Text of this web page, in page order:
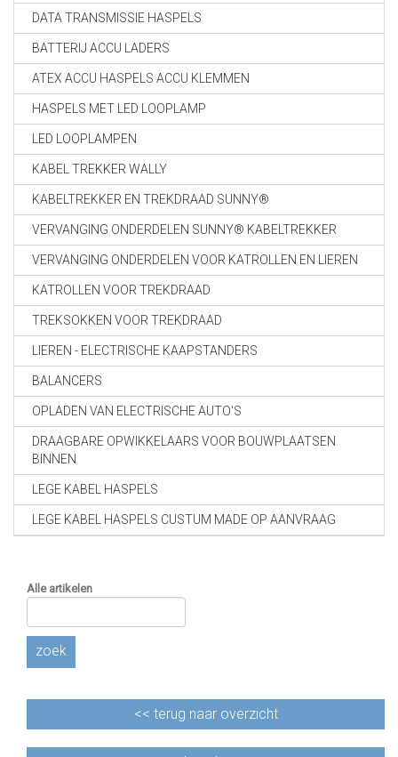
DATA TRANSMISSIE HASPELS
BATTERIJ ACCU LADERS
ATEX ACCU HASPELS ACCU KLEMMEN
HASPELS MET LED LOOPLAMP
LED LOOPLAMPEN
KABEL TREKKER WALLY
KABELTREKKER EN TREKDRAAD SUNNY®
VERVANGING ONDERDELEN SUNNY® KABELTREKKER
VERVANGING ONDERDELEN VOOR KATROLLEN EN LIEREN
KATROLLEN VOOR TREKDRAAD
TREKSOKKEN VOOR TREKDRAAD
LIEREN - ELECTRISCHE KAAPSTANDERS
BALANCERS
OPLADEN VAN ELECTRISCHE AUTO'S
DRAAGBARE OPWIKKELAARS VOOR BOUWPLAATSEN
BINNEN
LEGE KABEL HASPELS
LEGE KABEL HASPELS CUSTUM MADE OP AANVRAAG
Alle artikelen
zoek
<< terug naar overzicht